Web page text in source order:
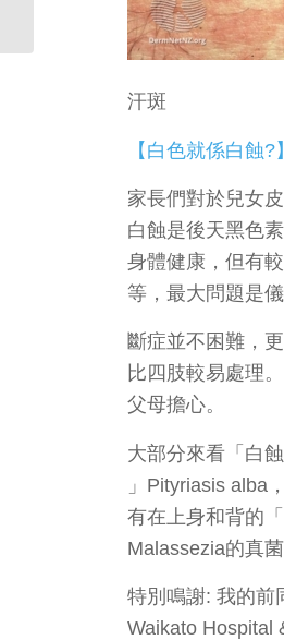
汗斑
【白色就係白蝕?】
家長們對於兒女
白蝕是後天黑色
身體健康，但有
等，最大問題是儀
斷症並不困難，
比四肢較易處理
父母擔心。
大部分來看「白
」Pityriasis alba
有在上身和背的
Malassezia的真
特別鳴謝: 我的前
Waikato Hospital